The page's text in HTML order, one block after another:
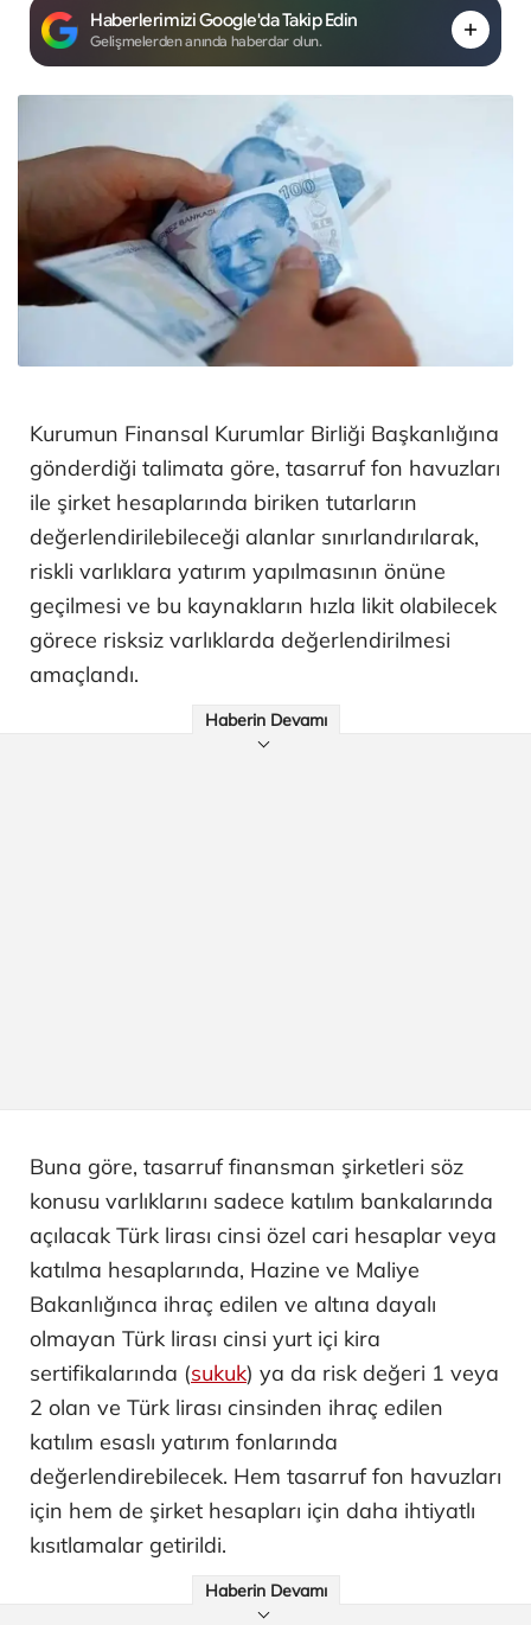
Haberlerimizi Google'da Takip Edin
Gelişmelerden anında haberdar olun.
Kurumun Finansal Kurumlar Birliği Başkanlığına
gönderdiği talimata göre, tasarruf fon havuzları
ile şirket hesaplarında biriken tutarların
değerlendirilebileceği alanlar sınırlandırılarak,
riskli varlıklara yatırım yapılmasının önüne
geçilmesi ve bu kaynakların hızla likit olabilecek
görece risksiz varlıklarda değerlendirilmesi
amaçlandı.
Haberin Devamı
Buna göre, tasarruf finansman şirketleri söz
konusu varlıklarını sadece katılım bankalarında
açılacak Türk lirası cinsi özel cari hesaplar veya
katılma hesaplarında, Hazine ve Maliye
Bakanlığınca ihraç edilen ve altına dayalı
olmayan Türk lirası cinsi yurt içi kira
sertifikalarında (sukuk) ya da risk değeri 1 veya
2 olan ve Türk lirası cinsinden ihraç edilen
katılım esaslı yatırım fonlarında
değerlendirebilecek. Hem tasarruf fon havuzları
için hem de şirket hesapları için daha ihtiyatlı
kısıtlamalar getirildi.
Haberin Devamı